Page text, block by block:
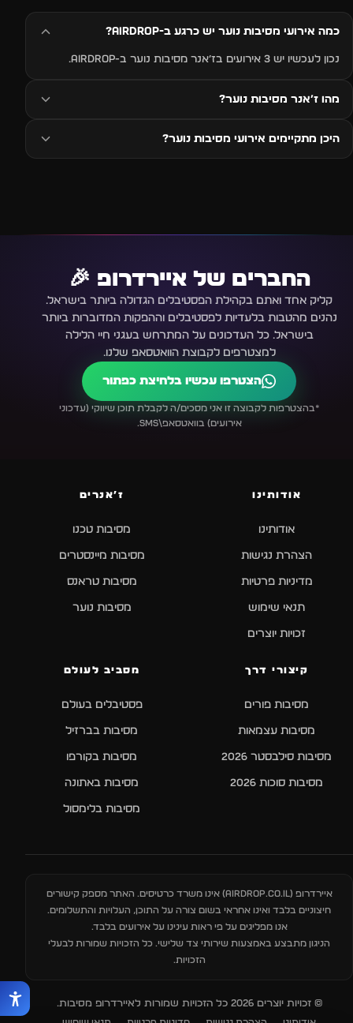
כמה אירועי מסיבות נוער יש כרגע ב-AIRDROP?
נכון לעכשיו יש 3 אירועים בז׳אנר מסיבות נוער ב-AIRDROP.
מהו ז׳אנר מסיבות נוער?
היכן מתקיימים אירועי מסיבות נוער?
החברים של איירדרופ 🎉
קליק אחד ואתם בקהילת הפסטיבלים הגדולה ביותר בישראל.
נהנים מהטבות בלעדיות לפסטיבלים וההפקות המדוברות ביותר
בישראל. כל העדכונים על המתרחש בעגני חיי הלילה
למצטרפים לקבוצת הוואטסאפ שלנו.
הצטרפו עכשיו בלחיצת כפתור
*בהצטרפות לקבוצה זו אני מסכים/ה לקבלת תוכן שיווקי (עדכוני
אירועים) בוואטסאפ\SMS.
אודותינו
אודותינו
הצהרת נגישות
מדיניות פרטיות
תנאי שימוש
זכויות יוצרים
ז׳אנרים
מסיבות טכנו
מסיבות מיינסטרים
מסיבות טראנס
מסיבות נוער
קיצורי דרך
מסיבות פורים
מסיבות עצמאות
מסיבות סילבסטר 2026
מסיבות סוכות 2026
מסביב לעולם
פסטיבלים בעולם
מסיבות בברזיל
מסיבות בקורפו
מסיבות באתונה
מסיבות בלימסול
איירדרופ (AIRDROP.CO.IL) אינו משרד כרטיסים. האתר מספק קישורים
חיצוניים בלבד ואינו אחראי בשום צורה על התוכן, העלויות והתשלומים.
אנו מפליגים על פי ראות עינינו על אירועים בלבד.
הניגון מתבצע באמצעות שירותי צד שלישי. כל הזכויות שמורות לבעלי
הזכויות.
© זכויות יוצרים 2026 כל הזכויות שמורות לאיירדרופ מסיבות.